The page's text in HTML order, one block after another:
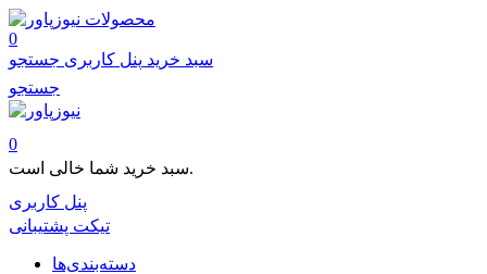
محصولات
0
سبد خرید پنل کاربری جستجو
جستجو
0
سبد خرید شما خالی است.
پنل کاربری
تیکت پشتیبانی
دسته‌بندی‌ها